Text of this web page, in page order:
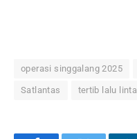
operasi singgalang 2025
Satlantas tertib lalu